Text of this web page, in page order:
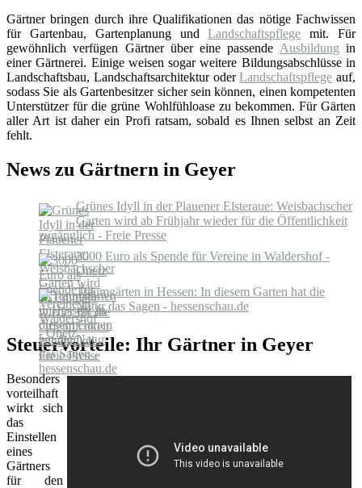
Gärtner bringen durch ihre Qualifikationen das nötige Fachwissen
für Gartenbau, Gartenplanung undLandschaftspflege mit. Für
gewöhnlich verfügen Gärtner über eine passende Ausbildung in
einer Gärtnerei. Einige weisen sogar weitere Bildungsabschlüsse in
Landschaftsbau, Landschaftsarchitektur oderLandschaftspflege auf,
sodass Sie als Gartenbesitzer sicher sein können, einen kompetenten
Unterstützer für die grüne Wohlfühloase zu bekommen. Für Gärten
aller Art ist daher ein Profi ratsam, sobald es Ihnen selbst an Zeit
fehlt.
News zu Gärtnern in Geyer
Grünes Idyll in der Plauener Elsteraue: Weisbachscher
Garten wird ab Frühjahr wieder für die Öffentlichkeit
zugänglich - Freie Presse
3000 Euro als Spende für Vereine in Waldershof -
Onetz
Traumgärten in Hessen: In diesem Garten hat die
Natur das Sagen - hessenschau.de
Steuervorteile: Ihr Gärtner in Geyer
Besonders
vorteilhaft
wirkt sich
das
Einstellen
eines
Gärtners
für den